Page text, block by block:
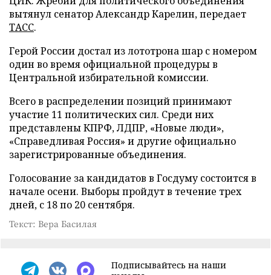
вытянул сенатор Александр Карелин, передает
ТАСС.
Герой России достал из лототрона шар с номером
один во время официальной процедуры в
Центральной избирательной комиссии.
Всего в распределении позиций принимают
участие 11 политических сил. Среди них
представлены КПРФ, ЛДПР, «Новые люди»,
«Справедливая Россия» и другие официально
зарегистрированные объединения.
Голосование за кандидатов в Госдуму состоится в
начале осени. Выборы пройдут в течение трех
дней, с 18 по 20 сентября.
Текст: Вера Басилая
Подписывайтесь на наши